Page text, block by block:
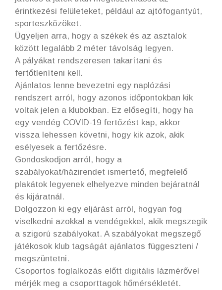
érintkezési felületeket, például az ajtófogantyút,
sporteszközöket.
Ügyeljen arra, hogy a székek és az asztalok
között legalább 2 méter távolság legyen.
A pályákat rendszeresen takarítani és
fertőtleníteni kell.
Ajánlatos lenne bevezetni egy naplózási
rendszert arról, hogy azonos időpontokban kik
voltak jelen a klubokban. Ez elősegíti, hogy ha
egy vendég COVID-19 fertőzést kap, akkor
vissza lehessen követni, hogy kik azok, akik
esélyesek a fertőzésre.
Gondoskodjon arról, hogy a
szabályokat/házirendet ismertető, megfelelő
plakátok legyenek elhelyezve minden bejáratnál
és kijáratnál.
Dolgozzon ki egy eljárást arról, hogyan fog
viselkedni azokkal a vendégekkel, akik megszegik
a szigorú szabályokat. A szabályokat megszegő
játékosok klub tagságát ajánlatos függeszteni /
megszüntetni.
Csoportos foglalkozás előtt digitális lázmérővel
mérjék meg a csoporttagok hőmérsékletét.